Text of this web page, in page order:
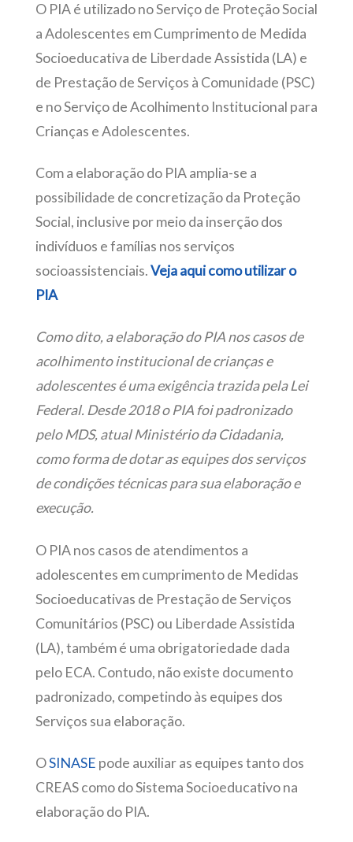
O PIA é utilizado no Serviço de Proteção Social
a Adolescentes em Cumprimento de Medida
Socioeducativa de Liberdade Assistida (LA) e
de Prestação de Serviços à Comunidade (PSC)
e no Serviço de Acolhimento Institucional para
Crianças e Adolescentes.
Com a elaboração do PIA amplia-se a
possibilidade de concretização da Proteção
Social, inclusive por meio da inserção dos
indivíduos e famílias nos serviços
socioassistenciais.Veja aqui como utilizar o
PIA
Como dito, a elaboração do PIA nos casos de
acolhimento institucional de crianças e
adolescentes é uma exigência trazida pela Lei
Federal. Desde 2018 o PIA foi padronizado
pelo MDS, atual Ministério da Cidadania,
como forma de dotar as equipes dos serviços
de condições técnicas para sua elaboração e
execução.
O PIA nos casos de atendimentos a
adolescentes em cumprimento de Medidas
Socioeducativas de Prestação de Serviços
Comunitários (PSC) ou Liberdade Assistida
(LA), também é uma obrigatoriedade dada
pelo ECA. Contudo, não existe documento
padronizado, competindo às equipes dos
Serviços sua elaboração.
OSINASE pode auxiliar as equipes tanto dos
CREAS como do Sistema Socioeducativo na
elaboração do PIA.